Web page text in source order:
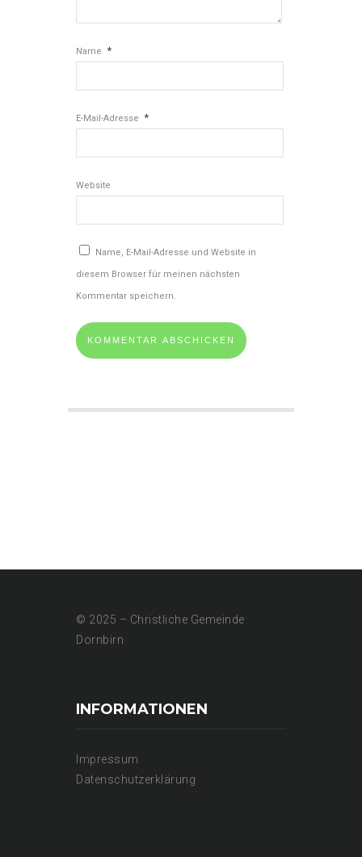
Name *
E-Mail-Adresse *
Website
Name, E-Mail-Adresse und Website in
diesem Browser für meinen nächsten
Kommentar speichern.
© 2025 – Christliche Gemeinde
Dornbirn
INFORMATIONEN
Impressum
Datenschutzerklärung